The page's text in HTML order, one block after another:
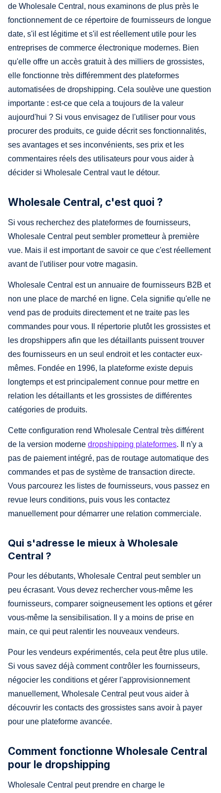
de Wholesale Central, nous examinons de plus près le
fonctionnement de ce répertoire de fournisseurs de longue
date, s'il est légitime et s'il est réellement utile pour les
entreprises de commerce électronique modernes. Bien
qu'elle offre un accès gratuit à des milliers de grossistes,
elle fonctionne très différemment des plateformes
automatisées de dropshipping. Cela soulève une question
importante : est-ce que cela a toujours de la valeur
aujourd'hui ? Si vous envisagez de l'utiliser pour vous
procurer des produits, ce guide décrit ses fonctionnalités,
ses avantages et ses inconvénients, ses prix et les
commentaires réels des utilisateurs pour vous aider à
décider si Wholesale Central vaut le détour.
Wholesale Central, c'est quoi ?
Si vous recherchez des plateformes de fournisseurs,
Wholesale Central peut sembler prometteur à première
vue. Mais il est important de savoir ce que c'est réellement
avant de l'utiliser pour votre magasin.
Wholesale Central est un annuaire de fournisseurs B2B et
non une place de marché en ligne. Cela signifie qu'elle ne
vend pas de produits directement et ne traite pas les
commandes pour vous. Il répertorie plutôt les grossistes et
les dropshippers afin que les détaillants puissent trouver
des fournisseurs en un seul endroit et les contacter eux-
mêmes. Fondée en 1996, la plateforme existe depuis
longtemps et est principalement connue pour mettre en
relation les détaillants et les grossistes de différentes
catégories de produits.
Cette configuration rend Wholesale Central très différent
de la version moderne dropshipping plateformes. Il n'y a
pas de paiement intégré, pas de routage automatique des
commandes et pas de système de transaction directe.
Vous parcourez les listes de fournisseurs, vous passez en
revue leurs conditions, puis vous les contactez
manuellement pour démarrer une relation commerciale.
Qui s'adresse le mieux à Wholesale
Central ?
Pour les débutants, Wholesale Central peut sembler un
peu écrasant. Vous devez rechercher vous-même les
fournisseurs, comparer soigneusement les options et gérer
vous-même la sensibilisation. Il y a moins de prise en
main, ce qui peut ralentir les nouveaux vendeurs.
Pour les vendeurs expérimentés, cela peut être plus utile.
Si vous savez déjà comment contrôler les fournisseurs,
négocier les conditions et gérer l'approvisionnement
manuellement, Wholesale Central peut vous aider à
découvrir les contacts des grossistes sans avoir à payer
pour une plateforme avancée.
Comment fonctionne Wholesale Central
pour le dropshipping
Wholesale Central peut prendre en charge le